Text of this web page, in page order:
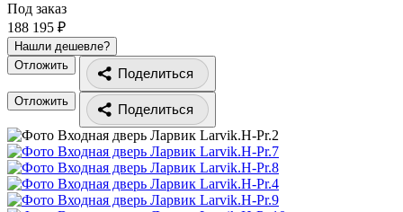
Под заказ
188 195 ₽
Нашли дешевле?
Отложить
Поделиться
Отложить
Поделиться